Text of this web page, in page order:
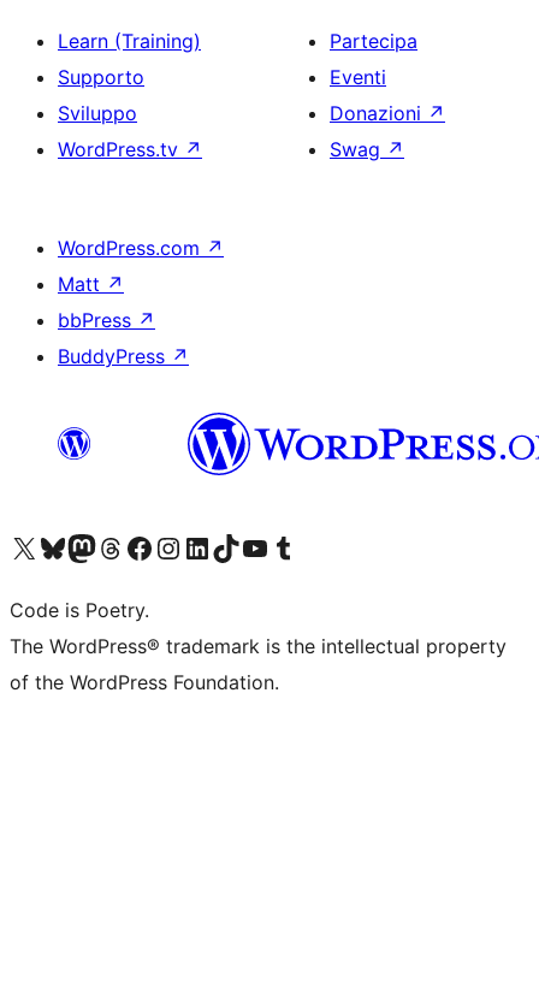
Learn (Training)
Supporto
Sviluppo
WordPress.tv ↗
Partecipa
Eventi
Donazioni ↗
Swag ↗
WordPress.com ↗
Matt ↗
bbPress ↗
BuddyPress ↗
Visita il nostro account X (ex Twitter)
Visita il nostro account Bluesky
Visita il nostro account Mastodon
Visita il nostro account Threads
Visita la nostra pagina Facebook
Visita il nostro account Instagram
Visita il nostro account LinkedIn
Visita il nostro account TikTok
Visita il nostro canale YouTube
Visita il nostro account Tumblr
Code is Poetry.
The WordPress® trademark is the intellectual property
of the WordPress Foundation.